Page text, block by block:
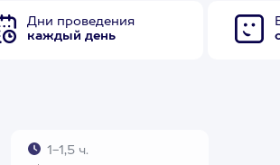
Дни проведения
каждый день
1-1,5 ч.